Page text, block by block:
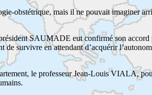
obstétrique, mais il ne pouvait imaginer
SAUMADE eut confirmé son accord
survivre en attendant d’acquérir
le professeur Jean-Louis VIALA,